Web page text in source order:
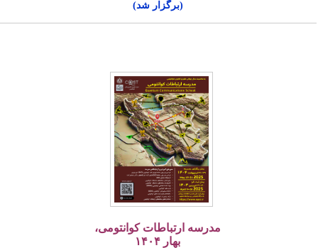
(برگزار شد)
مدرسه ارتباطات کوانتومی،
بهار ۱۴۰۴